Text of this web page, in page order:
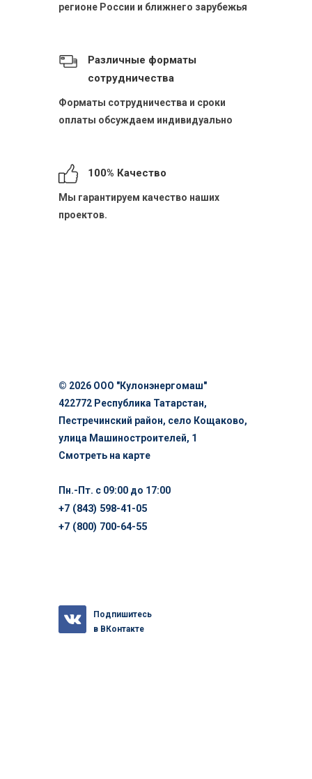
регионе России и ближнего зарубежья
Различные форматы
сотрудничества
Форматы сотрудничества и сроки
оплаты обсуждаем индивидуально
100% Качество
Мы гарантируем качество наших
проектов.
© 2026 ООО "Кулонэнергомаш"
422772 Республика Татарстан,
Пестречинский район, село Кощаково,
улица Машиностроителей, 1
Смотреть на карте
Пн.-Пт. с 09:00 до 17:00
+7 (843) 598-41-05
+7 (800) 700-64-55
Подпишитесь
в ВКонтакте